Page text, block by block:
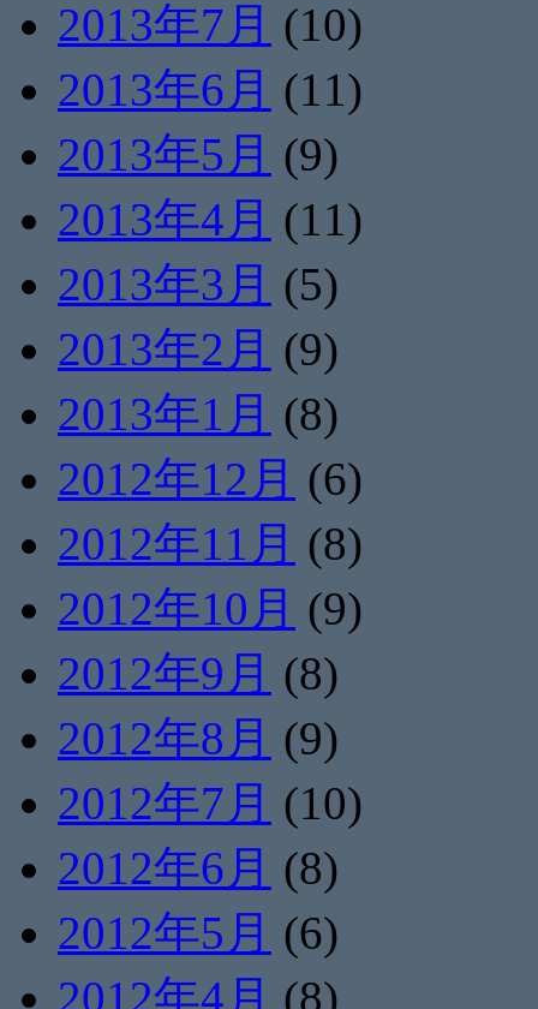
2013年7月 (10)
2013年6月 (11)
2013年5月 (9)
2013年4月 (11)
2013年3月 (5)
2013年2月 (9)
2013年1月 (8)
2012年12月 (6)
2012年11月 (8)
2012年10月 (9)
2012年9月 (8)
2012年8月 (9)
2012年7月 (10)
2012年6月 (8)
2012年5月 (6)
2012年4月 (8)